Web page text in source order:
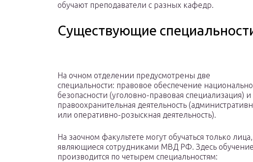
обучают преподаватели с разных кафедр.
Существующие
На очном отделении предусмотрены две
специальности: правовое обеспечение
безопасности (уголовно-правовая специализация) и
правоохранительная деятельность
или оперативно-розыскная деятельность).
На заочном факультете могут обучаться только лица,
являющиеся сотрудниками МВД РФ. Здесь обучение
производится по четырем специальностям: